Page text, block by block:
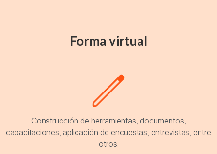
Forma virtual
Construcción de herramientas, documentos,
capacitaciones, aplicación de encuestas, entrevistas, entre
otros.